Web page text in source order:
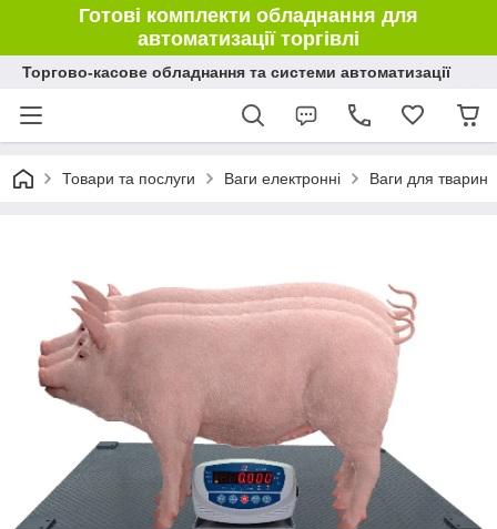
Готові комплекти обладнання для
автоматизації торгівлі
Торгово-касове обладнання та системи автоматизації
Товари та послуги Ваги електронні Ваги для тварин